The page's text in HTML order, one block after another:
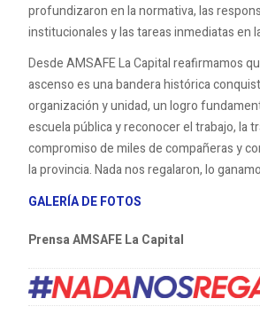
profundizaron en la normativa, las
institucionales y las tareas inmediatas en
Desde AMSAFE La Capital reafirmamos
ascenso es una bandera histórica
organización y unidad, un logro
escuela pública y reconocer el trabajo, la
compromiso de miles de compañeras y
la provincia. Nada nos regalaron, lo
GALERÍA DE FOTOS
Prensa AMSAFE La Capital